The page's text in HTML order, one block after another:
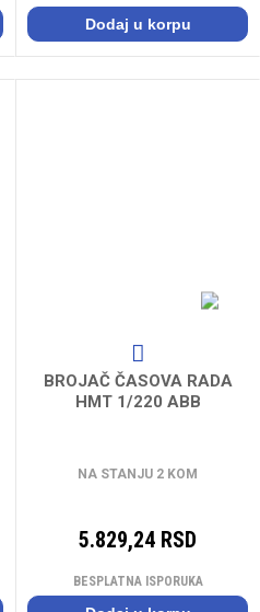
Dodaj u korpu
BROJAČ ČASOVA RADA
HMT 1/220 ABB
NA STANJU 2 KOM
5.829,24 RSD
BESPLATNA ISPORUKA